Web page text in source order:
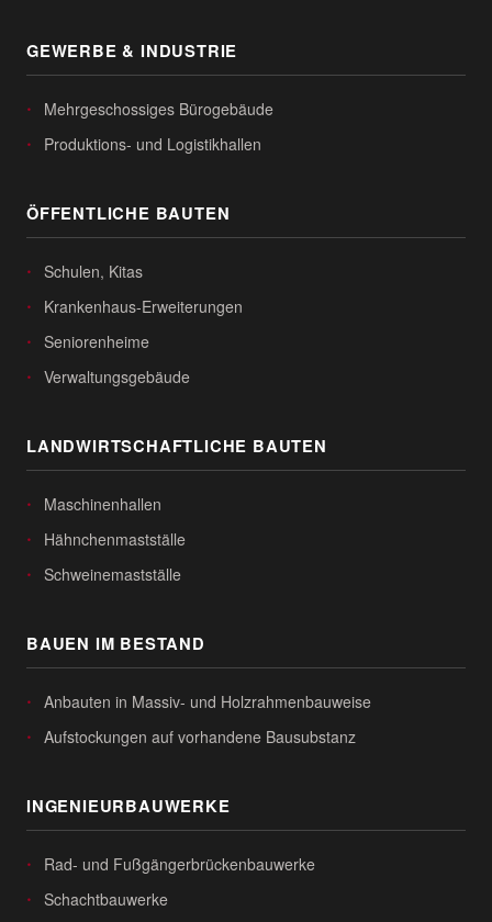
GEWERBE & INDUSTRIE
Mehrgeschossiges Bürogebäude
Produktions- und Logistikhallen
ÖFFENTLICHE BAUTEN
Schulen, Kitas
Krankenhaus-Erweiterungen
Seniorenheime
Verwaltungsgebäude
LANDWIRTSCHAFTLICHE BAUTEN
Maschinenhallen
Hähnchenmastställe
Schweinemastställe
BAUEN IM BESTAND
Anbauten in Massiv- und Holzrahmenbauweise
Aufstockungen auf vorhandene Bausubstanz
INGENIEURBAUWERKE
Rad- und Fußgängerbrückenbauwerke
Schachtbauwerke